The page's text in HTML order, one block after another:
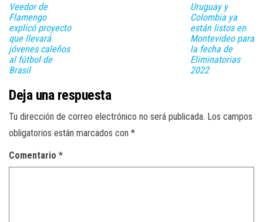
Veedor de
Flamengo
explicó proyecto
que llevará
jóvenes caleños
al fútbol de
Brasil
Uruguay y
Colombia ya
están listos en
Montevideo para
la fecha de
Eliminatorias
2022
Deja una respuesta
Tu dirección de correo electrónico no será publicada. Los campos
obligatorios están marcados con *
Comentario *